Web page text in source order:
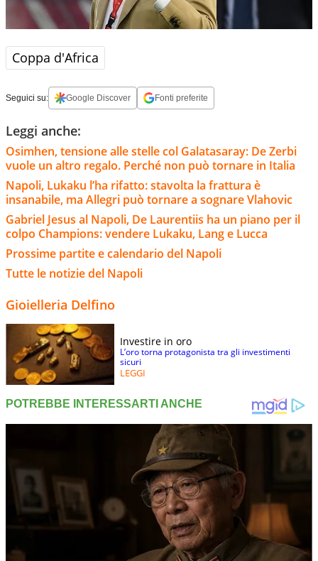
Coppa d'Africa
Seguici su: Google Discover Fonti preferite
Leggi anche:
Osimhen, tensione alle stelle col Galatasaray: De Zerbi
vuole un altro regalo. Perché non può tornare in Italia
Napoli, Lukaku l’ha rifatto: stavolta la frattura è
insanabile, ma Allegri può tornare a sognare Vlahovic
Gabriel Jesus al Napoli, De Laurentiis ha un piano per il
colpo Champions: vendere Lukaku, Lang e Lucca
Prossime partite e calendario del Napoli
Tutte le notizie del Napoli
Gioielleria Delfino
Investire in oro
L’oro torna protagonista tra gli investimenti
sicuri
LEGGI